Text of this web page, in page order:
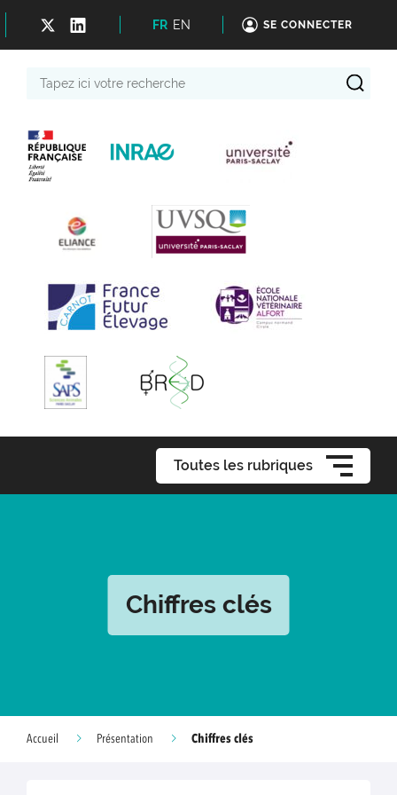
FR EN SE CONNECTER
Toutes les rubriques
Chiffres clés
Accueil Présentation Chiffres clés